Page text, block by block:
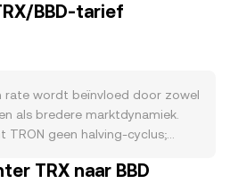
BBD-tarief
rate wordt beïnvloed door zowel
als bredere marktdynamiek.
TRON geen halving-cyclus;
en verhogen geleidelijk het
TRX naar BBD